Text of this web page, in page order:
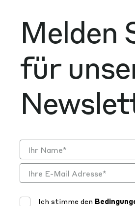
Melden
für
Ich stimme den